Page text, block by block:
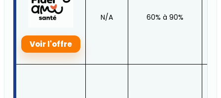
Voir l'offre
N/A 60% à 90%